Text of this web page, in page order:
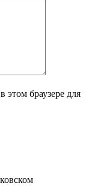
этом браузере для